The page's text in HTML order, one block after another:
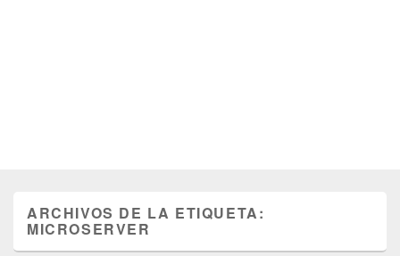
ARCHIVOS DE LA ETIQUETA:
MICROSERVER